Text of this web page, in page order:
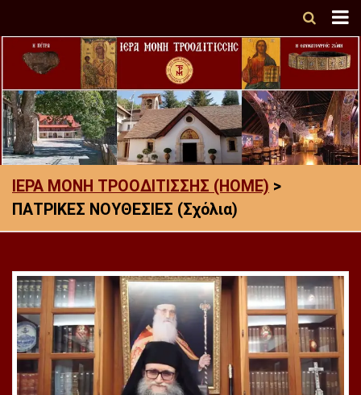
ΙΕΡΑ ΜΟΝΗ ΤΡΟΟΔΙΤΙΣΣΗΣ (HOME) >
ΠΑΤΡΙΚΕΣ ΝΟΥΘΕΣΙΕΣ (Σχόλια)